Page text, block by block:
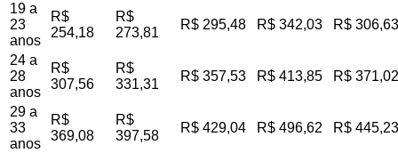
19 a
23
anos
R$
254,18
R$
273,81
R$ 295,48 R$ 342,03 R$ 306,63
24 a
28
anos
R$
307,56
R$
331,31
R$ 357,53 R$ 413,85 R$ 371,02
29 a
33
anos
R$
369,08
R$
397,58
R$ 429,04 R$ 496,62 R$ 445,23